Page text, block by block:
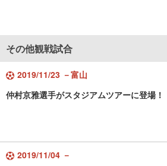
その他観戦試合
2019/11/23 －富山
仲村京雅選手がスタジアムツアーに登場！
2019/11/04 －